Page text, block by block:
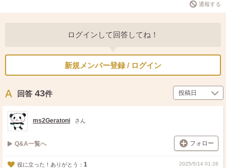
通報する
ログインして回答してね！
新規メンバー登録 / ログイン
回答 43件
ms2Geratoni さん
Q&A一覧へ フォロー
役に立った！ありがとう： 1 2025/5/14 01:26